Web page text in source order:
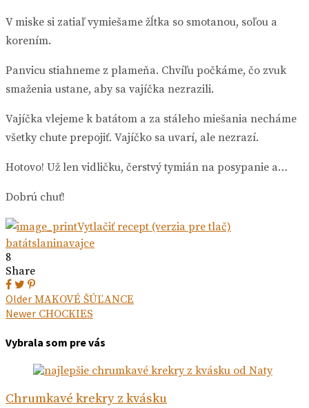
V miske si zatiaľ vymiešame žĺtka so smotanou, soľou a
korením.
Panvicu stiahneme z plameňa. Chvíľu počkáme, čo zvuk
smaženia ustane, aby sa vajíčka nezrazili.
Vajíčka vlejeme k batátom a za stáleho miešania necháme
všetky chute prepojiť. Vajíčko sa uvarí, ale nezrazí.
Hotovo! Už len vidličku, čerstvý tymián na posypanie a…
Dobrú chuť!
Vytlačiť recept (verzia pre tlač)
batátslaninavajce
8
Share
Navigácia
v
článku
Older Next
post:
MAKOVÉ ŠÚĽANCE
Newer Previous
CHOCKIES
Vybrala som pre vás
Chrumkavé krekry z kvásku